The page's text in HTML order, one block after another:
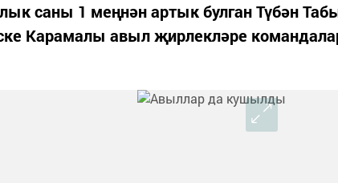
саны 1 меңнән артык булган Түбән
Карамалы авыл җирлекләре